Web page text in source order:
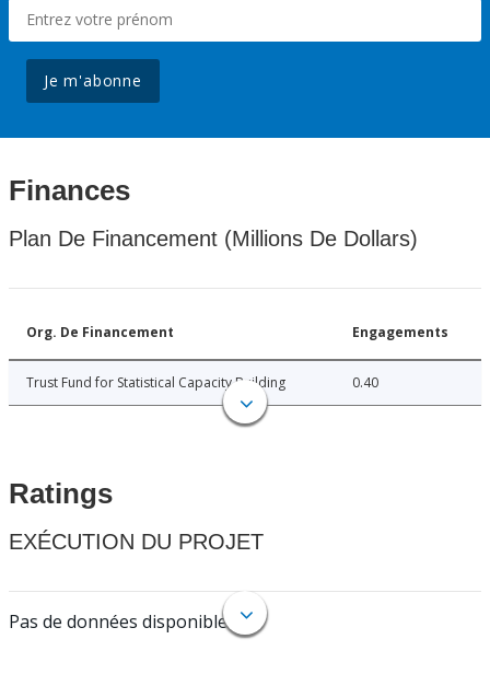
Je m'abonne
Finances
Plan De Financement (Millions De Dollars)
Org. De Financement Engagements
Trust Fund for Statistical Capacity Building 0.40
Ratings
EXÉCUTION DU PROJET
Pas de données disponibles.